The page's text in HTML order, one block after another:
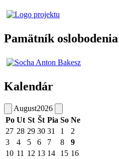
Pamätník oslobodenia
Kalendár
August2026
Po Ut St Št Pia So Ne
27 28 29 30 31 1
2
3
4 5 6 7 8
9
10 11 12 13 14 15 16